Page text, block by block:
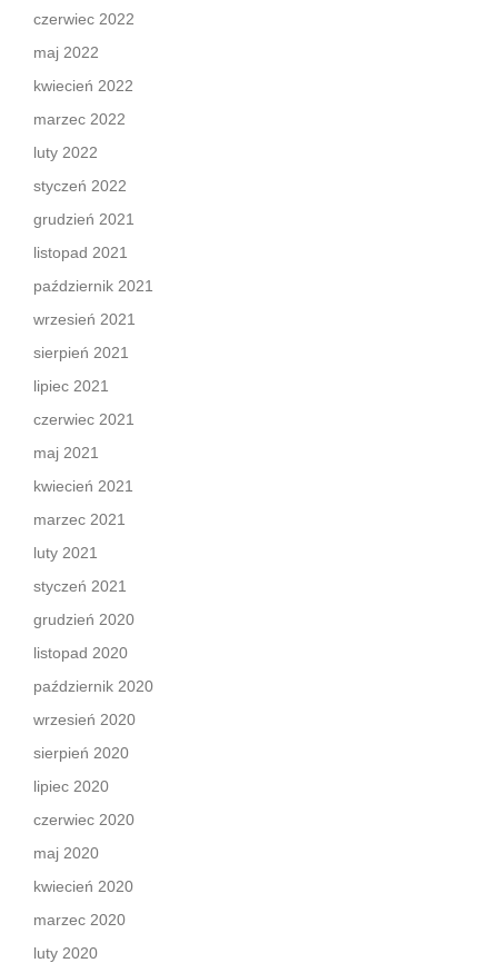
czerwiec 2022
maj 2022
kwiecień 2022
marzec 2022
luty 2022
styczeń 2022
grudzień 2021
listopad 2021
październik 2021
wrzesień 2021
sierpień 2021
lipiec 2021
czerwiec 2021
maj 2021
kwiecień 2021
marzec 2021
luty 2021
styczeń 2021
grudzień 2020
listopad 2020
październik 2020
wrzesień 2020
sierpień 2020
lipiec 2020
czerwiec 2020
maj 2020
kwiecień 2020
marzec 2020
luty 2020